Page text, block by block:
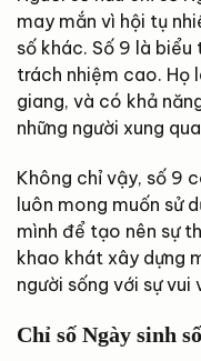
may mắn vì hội tụ
số khác. Số 9 là
trách nhiệm cao. Họ
giang, và có khả
những người xung
Không chỉ vậy, số 9
luôn mong muốn sử
mình để tạo nên sự
khao khát xây dựng
người sống với sự
Chỉ số Ngày sinh